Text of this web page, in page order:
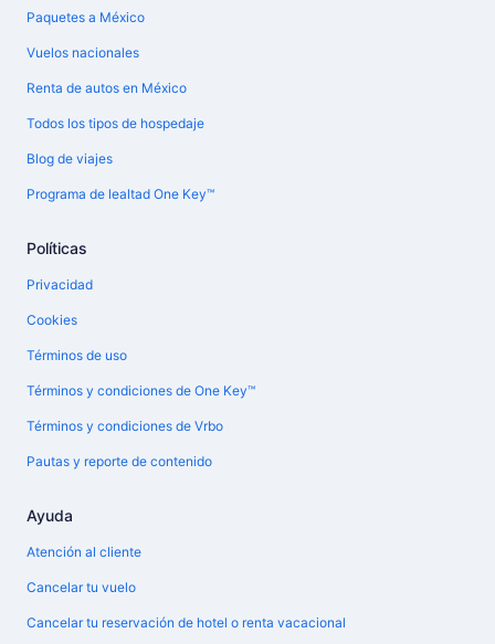
Paquetes a México
Vuelos nacionales
Renta de autos en México
Todos los tipos de hospedaje
Blog de viajes
Programa de lealtad One Key™
Políticas
Privacidad
Cookies
Términos de uso
Términos y condiciones de One Key™
Términos y condiciones de Vrbo
Pautas y reporte de contenido
Ayuda
Atención al cliente
Cancelar tu vuelo
Cancelar tu reservación de hotel o renta vacacional